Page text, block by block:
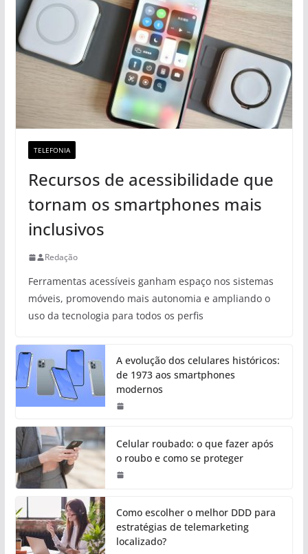
TELEFONIA
Recursos de acessibilidade que
tornam os smartphones mais
inclusivos
Redação
Ferramentas acessíveis ganham espaço nos sistemas
móveis, promovendo mais autonomia e ampliando o
uso da tecnologia para todos os perfis
A evolução dos celulares históricos:
de 1973 aos smartphones
modernos
Celular roubado: o que fazer após
o roubo e como se proteger
Como escolher o melhor DDD para
estratégias de telemarketing
localizado?